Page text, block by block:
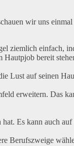
wir uns
ziemlich einfach,
Hautpjob bereit
auf seinen
erweitern. Das
Es kann auch
Berufszweige